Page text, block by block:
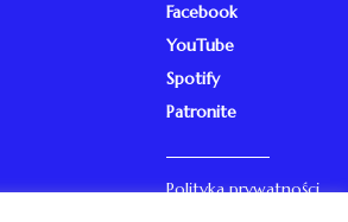
Polityka prywatności
Facebook
YouTube
Spotify
Patronite